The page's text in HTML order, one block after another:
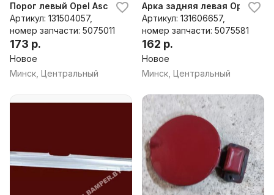
Порог левый Opel Ascona C (1981-1988), 1984 г.
Артикул: 131504057,
номер запчасти: 5075011
173 р.
Новое
Минск, Центральный
Арка задняя левая Opel
Артикул: 131606657,
номер запчасти: 5075581
162 р.
Новое
Минск, Центральный